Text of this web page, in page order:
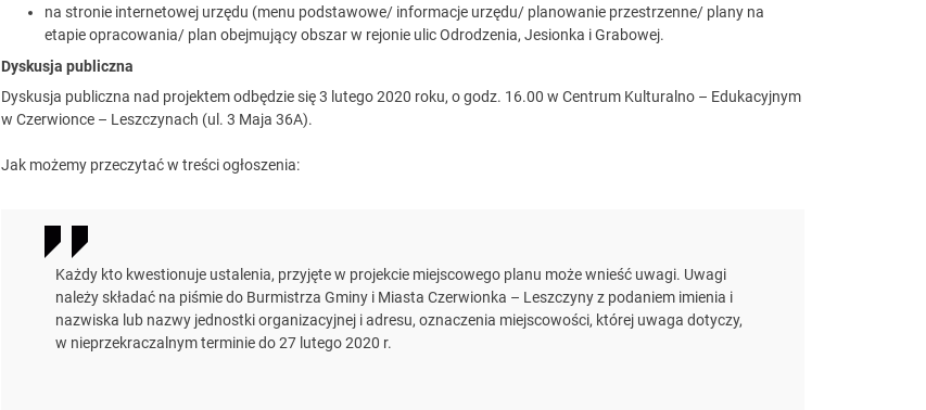
na stronie internetowej urzędu (menu podstawowe/ informacje urzędu/ planowanie przestrzenne/ plany na
etapie opracowania/ plan obejmujący obszar w rejonie ulic Odrodzenia, Jesionka i Grabowej.
Dyskusja publiczna
Dyskusja publiczna nad projektem odbędzie się 3 lutego 2020 roku, o godz. 16.00 w Centrum Kulturalno – Edukacyjnym
w Czerwionce – Leszczynach (ul. 3 Maja 36A).
Jak możemy przeczytać w treści ogłoszenia:
Każdy kto kwestionuje ustalenia, przyjęte w projekcie miejscowego planu może wnieść uwagi. Uwagi
należy składać na piśmie do Burmistrza Gminy i Miasta Czerwionka – Leszczyny z podaniem imienia i
nazwiska lub nazwy jednostki organizacyjnej i adresu, oznaczenia miejscowości, której uwaga dotyczy,
w nieprzekraczalnym terminie do 27 lutego 2020 r.